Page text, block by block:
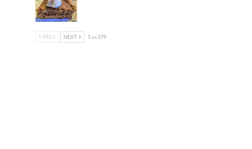
PREV NEXT 1 из 579